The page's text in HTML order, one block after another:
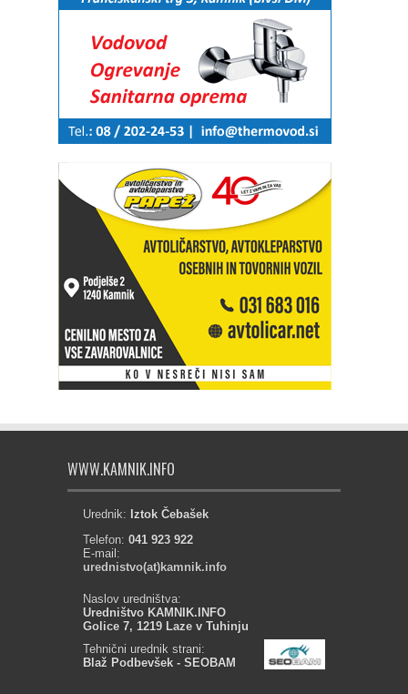
WWW.KAMNIK.INFO
Urednik: Iztok Čebašek
Telefon: 041 923 922
E-mail:
urednistvo(at)kamnik.info
Naslov uredništva:
Uredništvo KAMNIK.INFO
Golice 7, 1219 Laze v Tuhinju
Tehnični urednik strani:
Blaž Podbevšek - SEOBAM